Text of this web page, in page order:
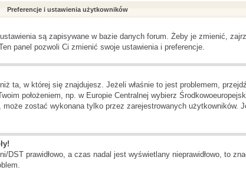
Preferencje i ustawienia użytkowników
są zapisywane w bazie danych forum. Żeby je zmienić,
panel pozwoli Ci zmienić swoje ustawienia i preferencje.
ta, w której się znajdujesz. Jeżeli właśnie to jest problemem,
położeniem, np. w Europie Centralnej wybierz
zostać wykonana tylko przez zarejestrowanych użytkowników.
prawidłowo, a czas nadal jest wyświetlany nieprawidłowo, to